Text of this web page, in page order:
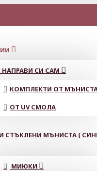
НАПРАВИ СИ САМ
КОМПЛЕКТИ ОТ
ОТ UV СМОЛА
СТЪКЛЕНИ МЪНИСТА (
МИЮКИ